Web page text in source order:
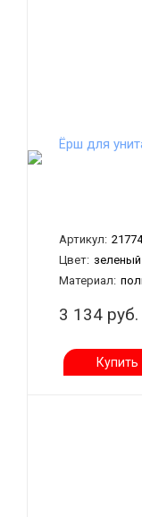
Ёрш для
Артикул:
Цвет: зеленый
Материал:
3 134 руб.
Купить